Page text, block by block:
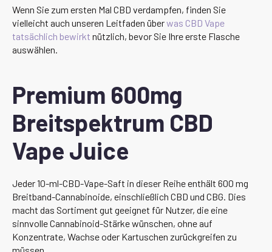
Wenn Sie zum ersten Mal CBD verdampfen, finden Sie
vielleicht auch unseren Leitfaden überwas CBD Vape
tatsächlich bewirkt nützlich, bevor Sie Ihre erste Flasche
auswählen.
Premium 600mg
Breitspektrum CBD
Vape Juice
Jeder 10-ml-CBD-Vape-Saft in dieser Reihe enthält 600 mg
Breitband-Cannabinoide, einschließlich CBD und CBG. Dies
macht das Sortiment gut geeignet für Nutzer, die eine
sinnvolle Cannabinoid-Stärke wünschen, ohne auf
Konzentrate, Wachse oder Kartuschen zurückgreifen zu